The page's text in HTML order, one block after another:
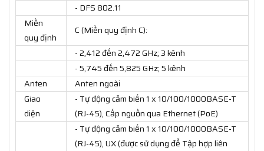
- DFS 802.11
Miền
quy định
C (Miền quy định C):
- 2,412 đến 2,472 GHz; 3 kênh
- 5,745 đến 5,825 GHz; 5 kênh
Anten
Anten ngoài
Giao
diện
- Tự động cảm biến 1 x 10/100/1000BASE-T
(RJ-45), Cấp nguồn qua Ethernet (PoE)
- Tự động cảm biến 1 x 10/100/1000BASE-T
(RJ-45), UX (được sử dụng để Tập hợp liên